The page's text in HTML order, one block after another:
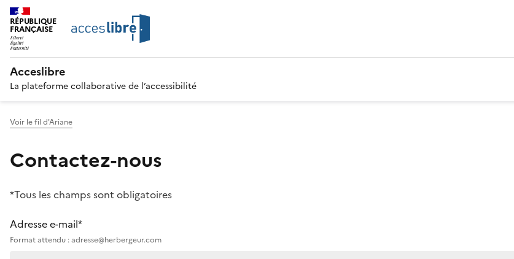
RÉPUBLIQUE
FRANÇAISE
Acceslibre
La plateforme collaborative de l’accessibilité
Voir le fil d'Ariane
Contactez-nous
*Tous les champs sont obligatoires
Adresse e-mail*
Format attendu : adresse@herbergeur.com